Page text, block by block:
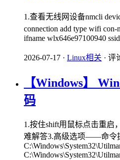
1.查看无线网设备nmcli
connection add type wifi
ifname wlx646e97100940
2026-07-17 · Linux相关 · 评
【Windows】
码
1.按住shift用鼠标点击重启
难解答3.高级选项——命令